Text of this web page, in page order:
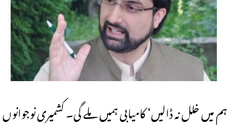
ہم میں خلل نہ ڈالیں‘ کامیابی ہمیں ملے گی۔ کشمیری نوجوانوں